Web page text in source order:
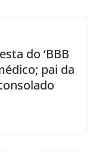
do ‘BBB
pai da